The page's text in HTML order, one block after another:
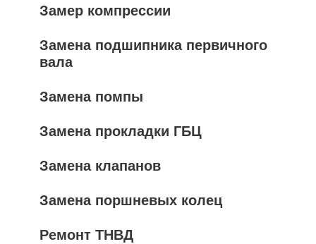
Замер компрессии
Замена подшипника первичного
вала
Замена помпы
Замена прокладки ГБЦ
Замена клапанов
Замена поршневых колец
Ремонт ТНВД